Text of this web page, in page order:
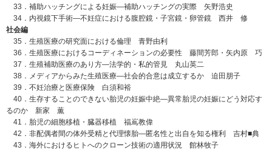
33．補助ハッチングによる妊娠―補助ハッチングの実際 矢野浩史
34．内視鏡下手術―不妊症における腹腔鏡・子宮鏡・卵管鏡 西井 修
社会編
35．生殖医療の研究面における倫理 青野由利
36．生殖医療におけるコーディネーションの必要性 藤間芳郎・矢内原 巧
37．生殖補助医療のあり方―法学的・私的管見 丸山英二
38．メディアからみた生殖医療―社会的合意は成立するか 迫田朋子
39．不妊治療と医療保険 白須和裕
40．生存することのできない胎児の妊娠中絶―異常胎児の妊娠にどう対応す
るのか 新家 薫
41．胎児の細胞移植・臓器移植 福嶌教偉
42．非配偶者間の体外受精と代理懐胎―匿名性と出自を知る権利 吉村■典
43．海外におけるヒトへのクローン技術の適用状況 館林牧子